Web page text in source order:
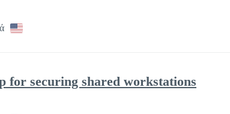
for securing shared workstations